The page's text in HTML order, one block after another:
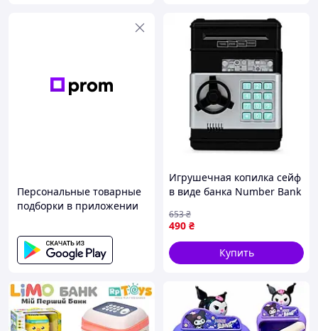
Персональные товарные
подборки в приложении
Игрушечная копилка сейф
в виде банка Number Bank
490 ₴
653₴
Купить